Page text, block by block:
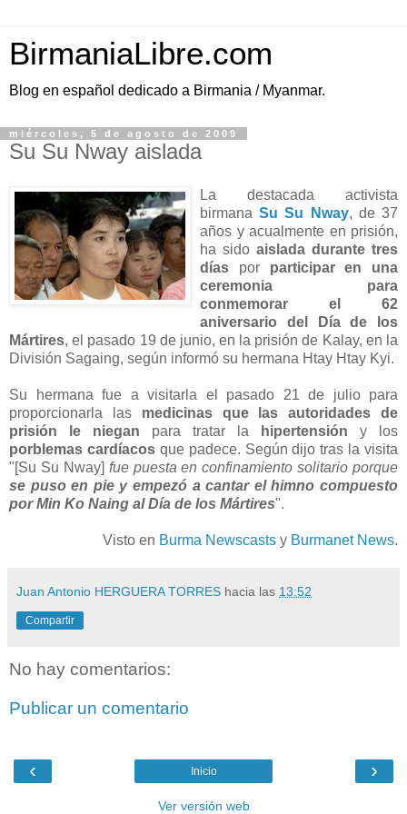
BirmaniaLibre.com
Blog en español dedicado a Birmania / Myanmar.
miércoles, 5 de agosto de 2009
Su Su Nway aislada
La destacada activista
birmanaSu Su Nway, de 37
años y acualmente en prisión,
ha sido aislada durante tres
días por participar en una
ceremonia para
conmemorar el 62
aniversario del Día de los
Mártires, el pasado 19 de junio, en la prisión de Kalay, en la
División Sagaing, según informó su hermana Htay Htay Kyi.
Su hermana fue a visitarla el pasado 21 de julio para
proporcionarla las medicinas que las autoridades de
prisión le niegan para tratar la hipertensión y los
porblemas cardíacos que padece. Según dijo tras la visita
"[Su Su Nway] fue puesta en confinamiento solitario porque
se puso en pie y empezó a cantar el himno compuesto
por Min Ko Naing al Día de los Mártires".
Visto en Burma Newscasts y Burmanet News.
Juan Antonio HERGUERA TORRES hacia las 13:52
Compartir
No hay comentarios:
Publicar un comentario
‹ ›
Inicio
Ver versión web